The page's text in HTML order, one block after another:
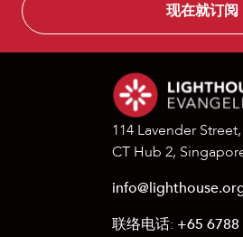
114 Lavender Street,
CT Hub 2,
联络电话: +65 6788